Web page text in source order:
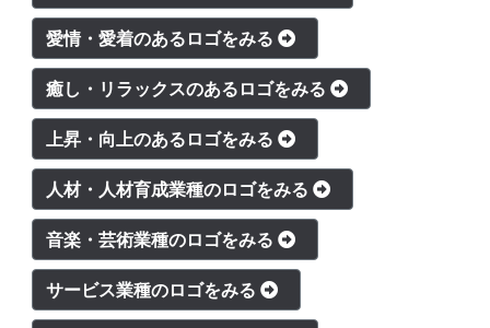
愛情・愛着のあるロゴをみる
癒し・リラックスのあるロゴをみる
上昇・向上のあるロゴをみる
人材・人材育成業種のロゴをみる
音楽・芸術業種のロゴをみる
サービス業種のロゴをみる